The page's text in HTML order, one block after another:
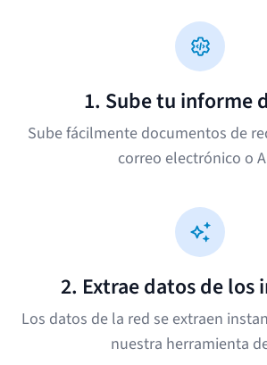
1. Sube tu informe
Sube fácilmente documentos de
correo electrónico o
2. Extrae datos de los
Los datos de la red se extraen
nuestra herramienta